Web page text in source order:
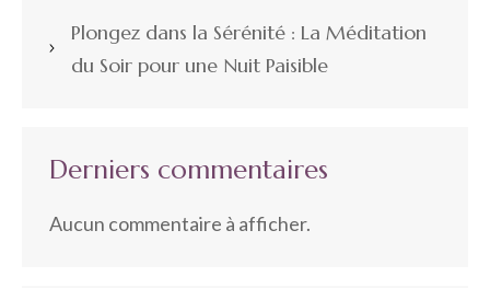
Plongez dans la Sérénité : La Méditation
du Soir pour une Nuit Paisible
Derniers commentaires
Aucun commentaire à afficher.